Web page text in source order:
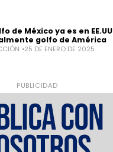
de México ya es en EE.UU
golfo de América
25 DE ENERO DE 2025
PUBLICIDAD